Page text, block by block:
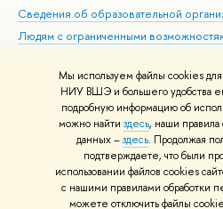
Мы используем файлы cookies для
НИУ ВШЭ и большего удобства
подробную информацию об
можно найти здесь, наши правила
данных –здесь. Продолжая
подтверждаете, что были
использовании файлов cookies
с нашими правилами обработки
можете отключить файлы
Сведения об образовательной
Людям с ограниченными
Работа в Вышке
© НИУ ВШЭ 1993–2026 Адреса и
материалов Политика
Шрифты HSE Sans и HSE Slab